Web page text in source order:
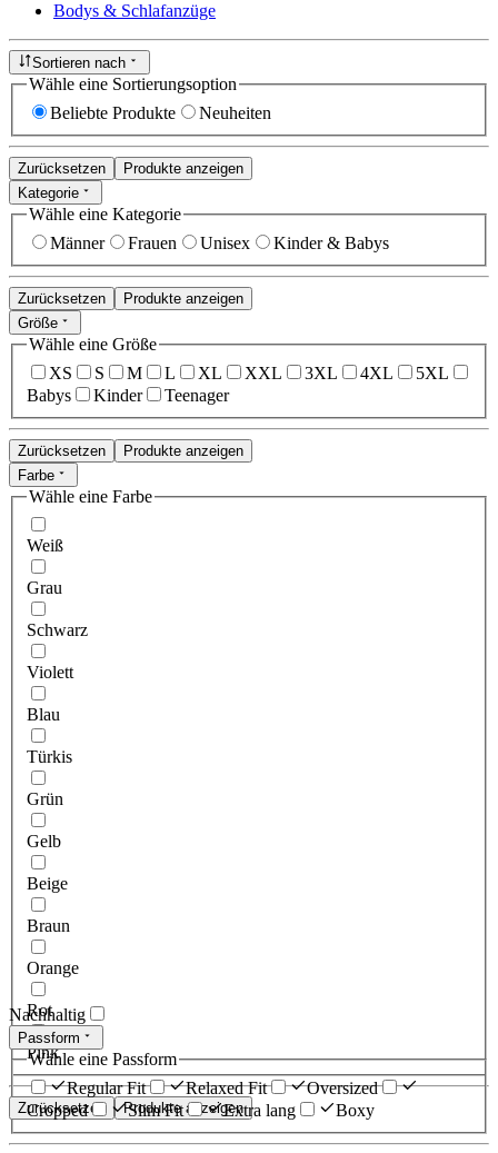
Bodys & Schlafanzüge
Sortieren nach
Wähle eine Sortierungsoption
Beliebte Produkte
Neuheiten
Zurücksetzen
Produkte anzeigen
Kategorie
Wähle eine Kategorie
Männer
Frauen Unisex Kinder & Babys
Zurücksetzen
Produkte anzeigen
Größe
Wähle eine Größe
XS
S M L XL XXL 3XL 4XL
5XL
Babys
Kinder Teenager
Zurücksetzen
Produkte anzeigen
Farbe
Wähle eine Farbe
Weiß
Grau
Schwarz
Violett
Blau
Türkis
Grün
Gelb
Beige
Braun
Orange
Rot
Pink
Zurücksetzen Produkte anzeigen
Nachhaltig
Passform
Wähle eine Passform
Regular Fit
Relaxed Fit
Oversized
Cropped
Slim Fit Extra lang Boxy